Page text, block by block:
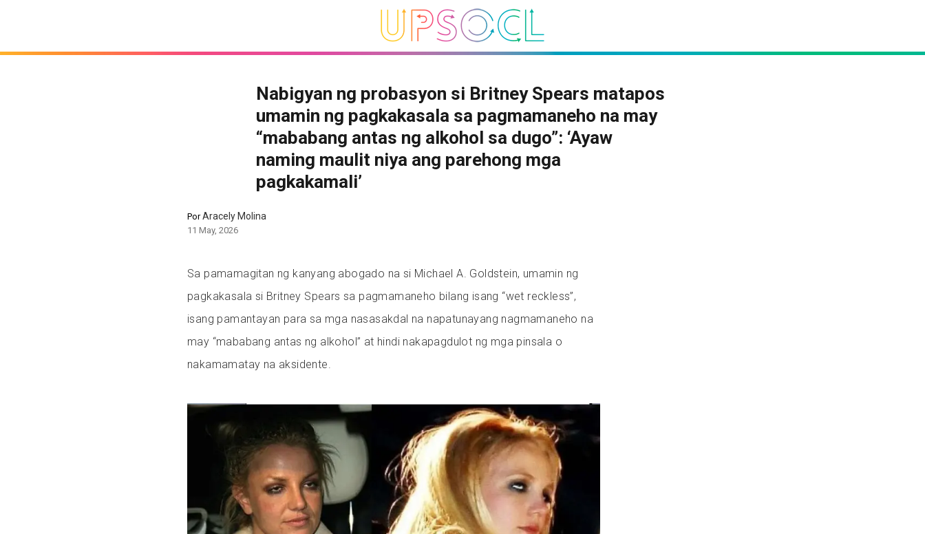
Nabigyan ng probasyon si Britney Spears matapos
umamin ng pagkakasala sa pagmamaneho na may
“mababang antas ng alkohol sa dugo”: ‘Ayaw
naming maulit niya ang parehong mga
pagkakamali’
PorAracely Molina
11 May, 2026
Sa pamamagitan ng kanyang abogado na si Michael A. Goldstein, umamin ng
pagkakasala si Britney Spears sa pagmamaneho bilang isang “wet reckless”,
isang pamantayan para sa mga nasasakdal na napatunayang nagmamaneho na
may “mababang antas ng alkohol” at hindi nakapagdulot ng mga pinsala o
nakamamatay na aksidente.